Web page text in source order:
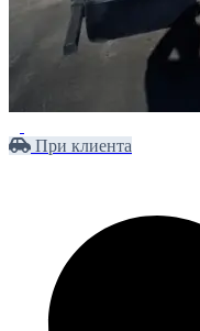
При клиента